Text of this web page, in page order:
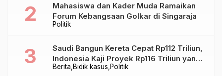
Politik
Mahasiswa dan Kader Muda Ramaikan
Forum Kebangsaan Golkar di Singaraja
Berita Bidik kasus Politik
Saudi Bangun Kereta Cepat Rp112 Triliun,
Indonesia Kaji Proyek Rp116 Triliun yang
Baru Sampai Bandung